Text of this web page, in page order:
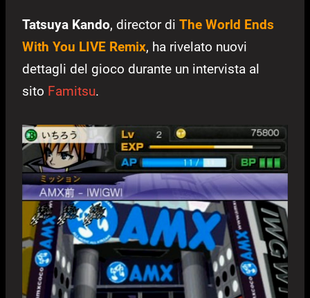
Tatsuya Kando, director di The World Ends
With You LIVE Remix, ha rivelato nuovi
dettagli del gioco durante un intervista al
sito Famitsu.